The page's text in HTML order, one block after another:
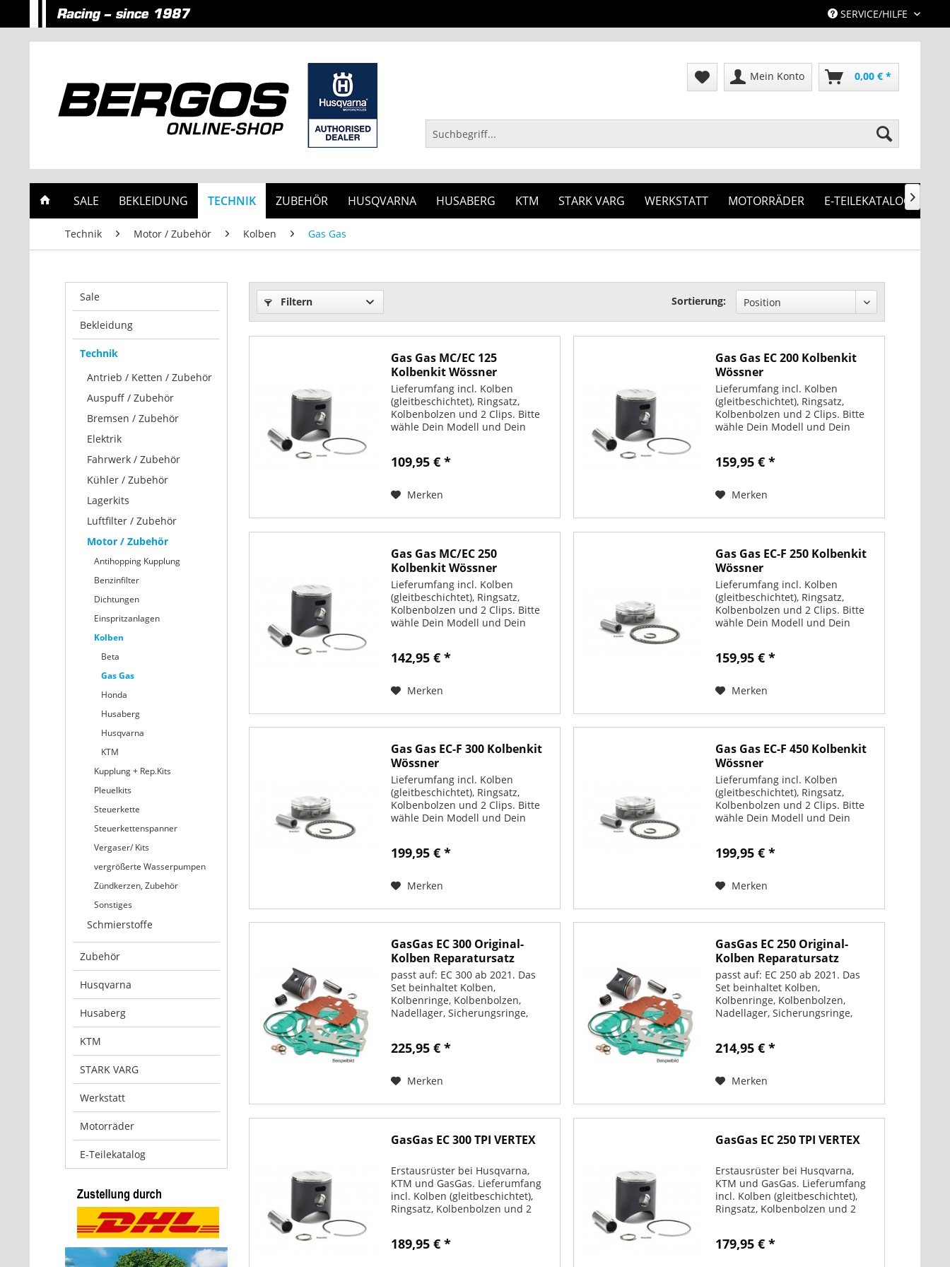
SERVICE/HILFE
Mein Konto 0,00 € *
SALE BEKLEIDUNG TECHNIK ZUBEHÖR HUSQVARNA HUSABERG KTM STARK VARG WERKSTATT MOTORRÄDER E-TEILEKATALOG
Technik Motor / Zubehör Kolben Gas Gas
Sale
Bekleidung
Technik
Antrieb / Ketten / Zubehör
Auspuff / Zubehör
Bremsen / Zubehör
Elektrik
Fahrwerk / Zubehör
Kühler / Zubehör
Lagerkits
Luftfilter / Zubehör
Motor / Zubehör
Antihopping Kupplung
Benzinfilter
Dichtungen
Einspritzanlagen
Kolben
Beta
Gas Gas
Honda
Husaberg
Husqvarna
KTM
Kupplung + Rep.Kits
Pleuelkits
Steuerkette
Steuerkettenspanner
Vergaser/ Kits
vergrößerte Wasserpumpen
Zündkerzen, Zubehör
Sonstiges
Schmierstoffe
Zubehör
Husqvarna
Husaberg
KTM
STARK VARG
Werkstatt
Motorräder
E-Teilekatalog
Filtern Sortierung:
Gas Gas MC/EC 125
Kolbenkit Wössner
Lieferumfang incl. Kolben
(gleitbeschichtet), Ringsatz,
Kolbenbolzen und 2 Clips. Bitte
wähle Dein Modell und Dein
109,95 € *
Merken
Gas Gas EC 200 Kolbenkit
Wössner
Lieferumfang incl. Kolben
(gleitbeschichtet), Ringsatz,
Kolbenbolzen und 2 Clips. Bitte
wähle Dein Modell und Dein
159,95 € *
Merken
Gas Gas MC/EC 250
Kolbenkit Wössner
Lieferumfang incl. Kolben
(gleitbeschichtet), Ringsatz,
Kolbenbolzen und 2 Clips. Bitte
wähle Dein Modell und Dein
142,95 € *
Merken
Gas Gas EC-F 250 Kolbenkit
Wössner
Lieferumfang incl. Kolben
(gleitbeschichtet), Ringsatz,
Kolbenbolzen und 2 Clips. Bitte
wähle Dein Modell und Dein
159,95 € *
Merken
Gas Gas EC-F 300 Kolbenkit
Wössner
Lieferumfang incl. Kolben
(gleitbeschichtet), Ringsatz,
Kolbenbolzen und 2 Clips. Bitte
wähle Dein Modell und Dein
199,95 € *
Merken
Gas Gas EC-F 450 Kolbenkit
Wössner
Lieferumfang incl. Kolben
(gleitbeschichtet), Ringsatz,
Kolbenbolzen und 2 Clips. Bitte
wähle Dein Modell und Dein
199,95 € *
Merken
GasGas EC 300 Original-
Kolben Reparatursatz
passt auf: EC 300 ab 2021. Das
Set beinhaltet Kolben,
Kolbenringe, Kolbenbolzen,
Nadellager, Sicherungsringe,
was man zum wechseln des
225,95 € *
Merken
GasGas EC 250 Original-
Kolben Reparatursatz
passt auf: EC 250 ab 2021. Das
Set beinhaltet Kolben,
Kolbenringe, Kolbenbolzen,
Nadellager, Sicherungsringe,
was man zum wechseln des
214,95 € *
Merken
GasGas EC 300 TPI VERTEX
Erstausrüster bei Husqvarna,
KTM und GasGas. Lieferumfang
incl. Kolben (gleitbeschichtet),
Ringsatz, Kolbenbolzen und 2
189,95 € *
GasGas EC 250 TPI VERTEX
Erstausrüster bei Husqvarna,
KTM und GasGas. Lieferumfang
incl. Kolben (gleitbeschichtet),
Ringsatz, Kolbenbolzen und 2
179,95 € *